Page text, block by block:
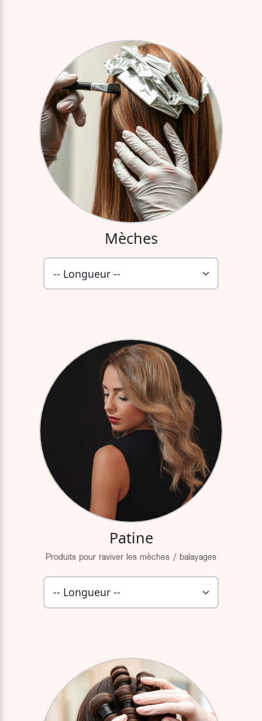
Mèches
Patine
Produits pour raviver les mèches / balayages